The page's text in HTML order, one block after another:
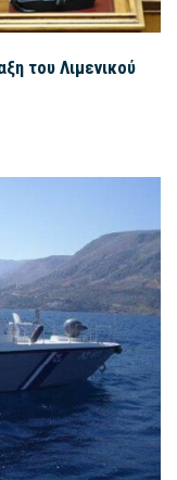
του Λιμενικού